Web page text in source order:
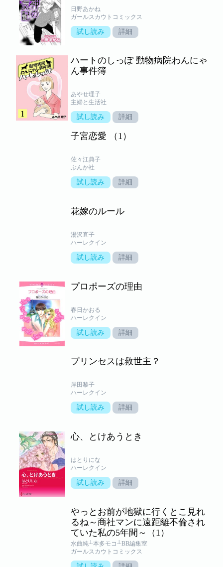
日野あかね
ガールスカウトコミックス
試し読み 詳細
ハートのしっぽ 動物病院わんにゃ
ん事件簿
あやせ理子
主婦と生活社
試し読み 詳細
子宮恋愛 （1）
佐々江典子
ぶんか社
試し読み 詳細
花嫁のルール
湯沢直子
ハーレクイン
試し読み 詳細
プロポーズの理由
春日かおる
ハーレクイン
試し読み 詳細
プリンセスは救世主？
岸田黎子
ハーレクイン
試し読み 詳細
心、とけあうとき
はとりにな
ハーレクイン
試し読み 詳細
やっとお前が地獄に行くとこ見れ
るね～商社マンに遠距離不倫され
ていた私の5年間～（1）
水曲純┴本多モコ┴BB編集室
ガールスカウトコミックス